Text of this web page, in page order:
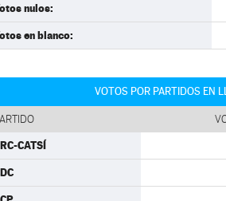
nulos:
en blanco:
VOTOS POR PARTIDOS EN
CATSÍ